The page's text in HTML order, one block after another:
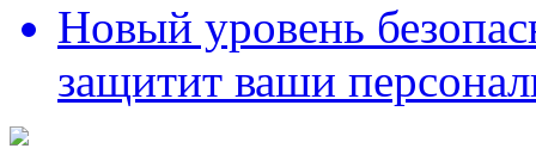
Новый уровень
защитит ваши